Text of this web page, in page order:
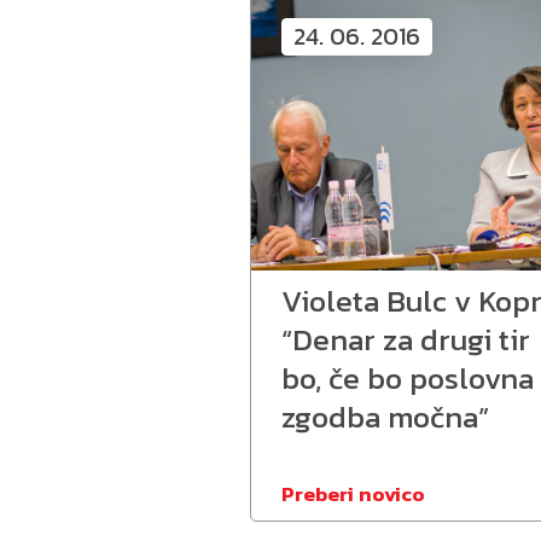
24. 06. 2016
Violeta Bulc v
“Denar za drugi tir
bo, če bo poslovna
zgodba močna”
Preberi novico